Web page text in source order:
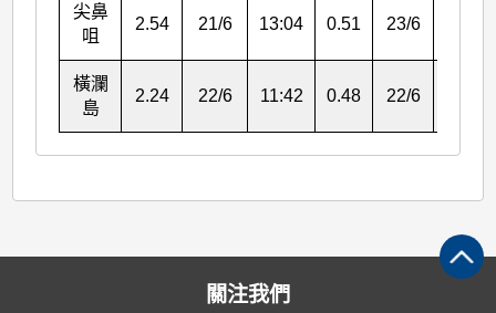
尖鼻
咀
2.54 21/6 13:04 0.51 23/6
橫瀾
島
2.24 22/6 11:42 0.48 22/6
關注我們